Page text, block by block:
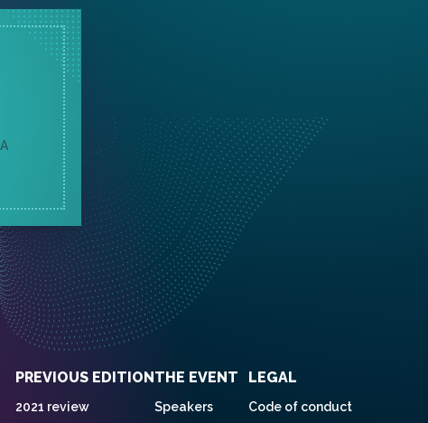
PREVIOUS EDITION
2021 review
THE EVENT
Speakers
LEGAL
Code of conduct